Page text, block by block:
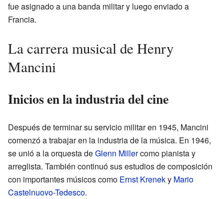
fue asignado a una banda militar y luego enviado a
Francia.
La carrera musical de Henry
Mancini
Inicios en la industria del cine
Después de terminar su servicio militar en 1945, Mancini
comenzó a trabajar en la industria de la música. En 1946,
se unió a la orquesta deGlenn Millercomo pianista y
arreglista. También continuó sus estudios de composición
con importantes músicos como Ernst Kreneky Mario
Castelnuovo-Tedesco.